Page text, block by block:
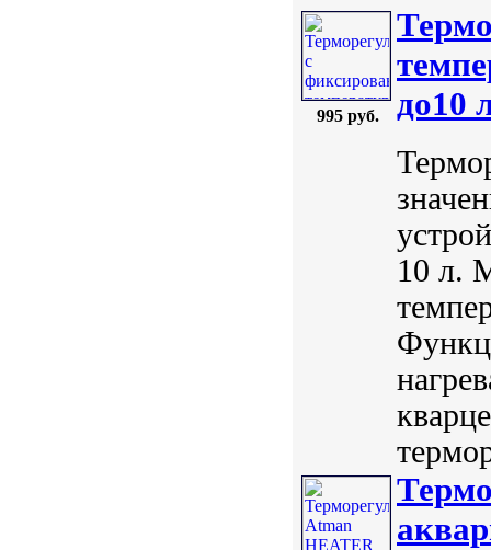
995 руб.
до10
10 л.